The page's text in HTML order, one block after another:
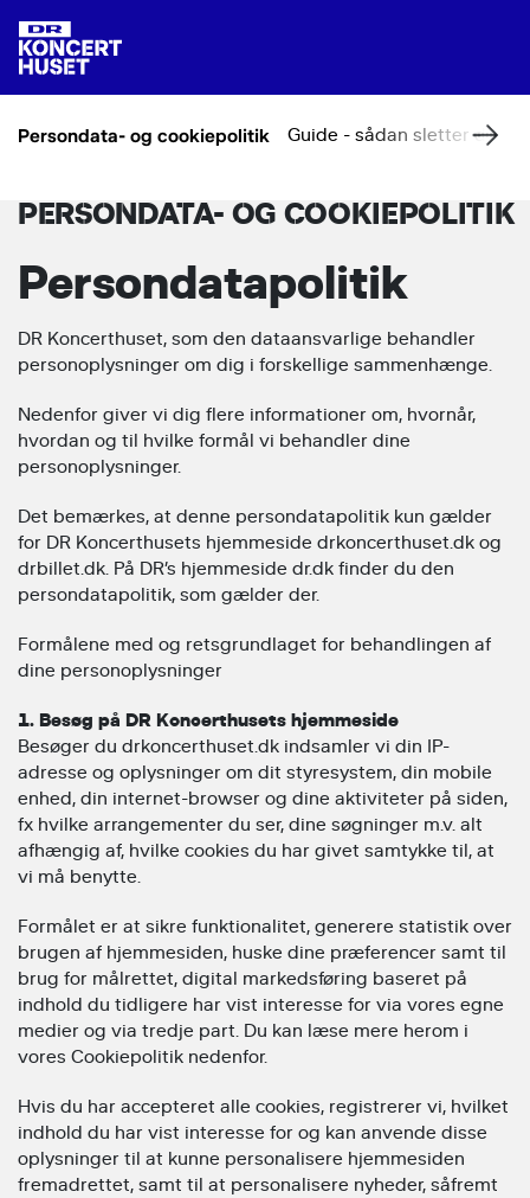
Persondata- og cookiepolitik Guide - sådan sletter du
PERSONDATA- OG COOKIEPOLITIK
Persondatapolitik
DR Koncerthuset, som den dataansvarlige behandler
personoplysninger om dig i forskellige sammenhænge.
Nedenfor giver vi dig flere informationer om, hvornår,
hvordan og til hvilke formål vi behandler dine
personoplysninger.
Det bemærkes, at denne persondatapolitik kun gælder
for DR Koncerthusets hjemmeside drkoncerthuset.dk og
drbillet.dk. På DR’s hjemmeside dr.dk finder du den
persondatapolitik, som gælder der.
Formålene med og retsgrundlaget for behandlingen af
dine personoplysninger
1. Besøg på DR Koncerthusets hjemmeside
Besøger du drkoncerthuset.dk indsamler vi din IP-
adresse og oplysninger om dit styresystem, din mobile
enhed, din internet-browser og dine aktiviteter på siden,
fx hvilke arrangementer du ser, dine søgninger m.v. alt
afhængig af, hvilke cookies du har givet samtykke til, at
vi må benytte.
Formålet er at sikre funktionalitet, generere statistik over
brugen af hjemmesiden, huske dine præferencer samt til
brug for målrettet, digital markedsføring baseret på
indhold du tidligere har vist interesse for via vores egne
medier og via tredje part. Du kan læse mere herom i
vores Cookiepolitik nedenfor.
Hvis du har accepteret alle cookies, registrerer vi, hvilket
indhold du har vist interesse for og kan anvende disse
oplysninger til at kunne personalisere hjemmesiden
fremadrettet, samt til at personalisere nyheder, såfremt